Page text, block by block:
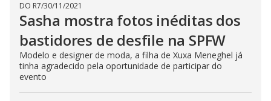
DO R7/30/11/2021
Sasha mostra fotos inéditas dos
bastidores de desfile na SPFW
Modelo e designer de moda, a filha de Xuxa Meneghel já
tinha agradecido pela oportunidade de participar do
evento